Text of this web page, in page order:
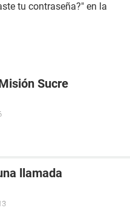
tu contraseña?" en la
Sucre
llamada